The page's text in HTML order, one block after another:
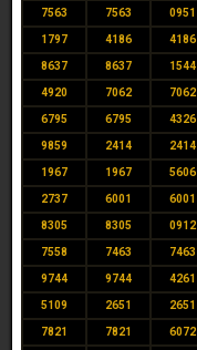
7563 7563 0951
1797 4186 4186
8637 8637 1544
4920 7062 7062
6795 6795 4326
9859 2414 2414
1967 1967 5606
2737 6001 6001
8305 8305 0912
7558 7463 7463
9744 9744 4261
5109 2651 2651
7821 7821 6072